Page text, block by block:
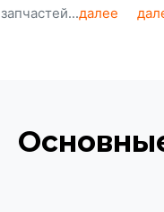
далее
…